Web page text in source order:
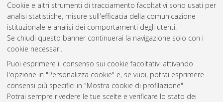
Cookie e altri strumenti di tracciamento facoltativi sono usati per
analisi statistiche, misure sull'efficacia della comunicazione
istituzionale e analisi dei comportamenti degli utenti.
Se chiudi questo banner continuerai la navigazione solo con i
cookie necessari.
Puoi esprimere il consenso sui cookie facoltativi attivando
l'opzione in "Personalizza cookie" e, se vuoi, potrai esprimere
consensi più specifici in "Mostra cookie di profilazione".
Potrai sempre rivedere le tue scelte e verificare lo stato dei
Questa lista e' stata generata ilSat Aug 8 20:44:54 2026
Atom
Rss 1.0
Rss 2.0